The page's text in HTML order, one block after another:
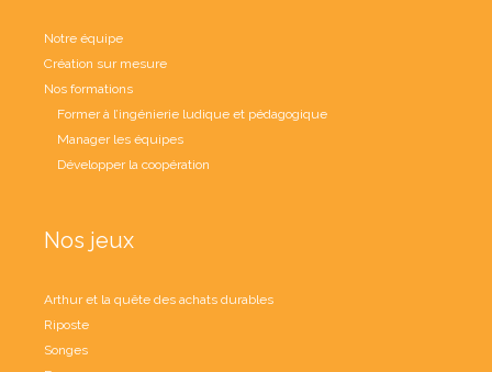
Notre équipe
Création sur mesure
Nos formations
Former à l’ingénierie ludique et pédagogique
Manager les équipes
Développer la coopération
Nos jeux
Arthur et la quête des achats durables
Riposte
Songes